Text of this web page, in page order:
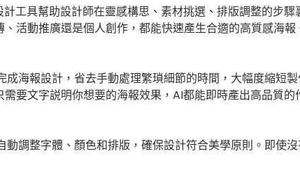
工具幫助設計師在靈感構思、素材挑選、排版調整的步
活動推廣還是個人創作，都能快速產生合適的高質感海報
海報設計，省去手動處理繁瑣細節的時間，大幅度縮短
要文字説明你想要的海報效果，AI都能即時產出高品質的
動調整字體、顏色和排版，確保設計符合美學原則。即使